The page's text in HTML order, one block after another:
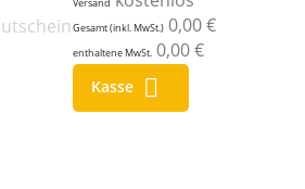
Versand
Gesamt (inkl. MwSt.) 0,00 €
enthaltene MwSt. 0,00 €
Kasse 